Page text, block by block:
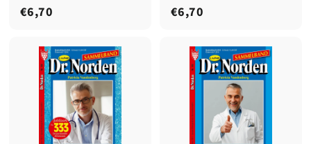
€6,70
,
7
0
€6,70
,
7
0